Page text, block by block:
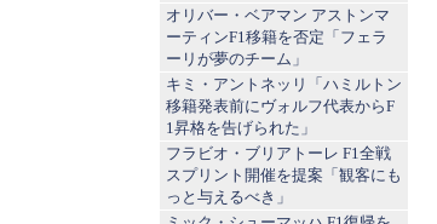
オリバー・ベアマン アストンマ
ーティンF1移籍を否定「フェラ
ーリが夢のチーム」
キミ・アントネッリ「ハミルトン
移籍発表前にヴォルフ代表からF
1昇格を告げられた」
フラビオ・ブリアトーレ F1全戦
スプリント開催を提案「観客にも
っと与えるべき」